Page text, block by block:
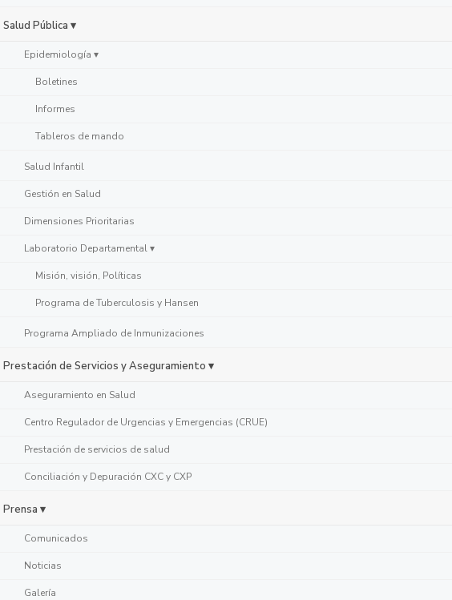
Salud Pública ▾
Epidemiología ▾
Boletines
Informes
Tableros de mando
Salud Infantil
Gestión en Salud
Dimensiones Prioritarias
Laboratorio Departamental ▾
Misión, visión, Políticas
Programa de Tuberculosis y Hansen
Programa Ampliado de Inmunizaciones
Prestación de Servicios y Aseguramiento ▾
Aseguramiento en Salud
Centro Regulador de Urgencias y Emergencias (CRUE)
Prestación de servicios de salud
Conciliación y Depuración CXC y CXP
Prensa ▾
Comunicados
Noticias
Galería